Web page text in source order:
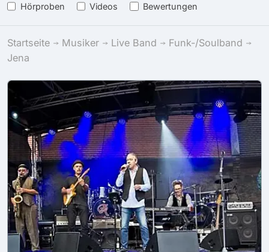
Hörproben Videos Bewertungen
Startseite Musiker Live Band
Funk-/Soulband
Jena